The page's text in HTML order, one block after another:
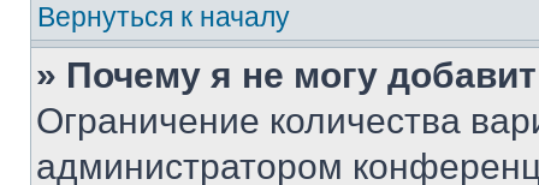
Вернуться к началу
» Почему я не могу
Ограничение количества
администратором